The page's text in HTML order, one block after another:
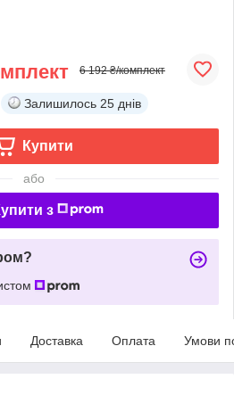
6 192 ₴/комплект
Залишилось 25 днів
Купити
або
з
Доставка Оплата Умови